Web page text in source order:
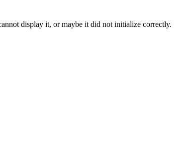
display it, or maybe it did not initialize correctly.